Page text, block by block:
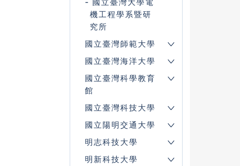
國立臺灣大學電
機工程學系暨研
究所
國立臺灣師範大學
國立臺灣海洋大學
國立臺灣科學教育
館
國立臺灣科技大學
國立陽明交通大學
明志科技大學
明新科技大學